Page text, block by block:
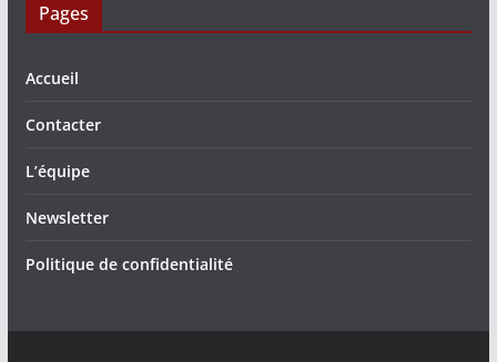
Pages
Accueil
Contacter
L’équipe
Newsletter
Politique de confidentialité